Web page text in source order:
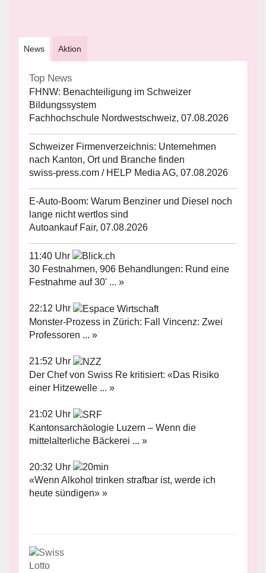
News Aktion
Top News
FHNW: Benachteiligung im Schweizer
Bildungssystem
Fachhochschule Nordwestschweiz, 07.08.2026
Schweizer Firmenverzeichnis: Unternehmen
nach Kanton, Ort und Branche finden
swiss-press.com / HELP Media AG, 07.08.2026
E-Auto-Boom: Warum Benziner und Diesel noch
lange nicht wertlos sind
Autoankauf Fair, 07.08.2026
11:40 Uhr
30 Festnahmen, 906 Behandlungen: Rund eine
Festnahme auf 30' ... »
22:12 Uhr
Monster-Prozess in Zürich: Fall Vincenz: Zwei
Professoren ... »
21:52 Uhr
Der Chef von Swiss Re kritisiert: «Das Risiko
einer Hitzewelle ... »
21:02 Uhr
Kantonsarchäologie Luzern – Wenn die
mittelalterliche Bäckerei ... »
20:32 Uhr
«Wenn Alkohol trinken strafbar ist, werde ich
heute sündigen» »